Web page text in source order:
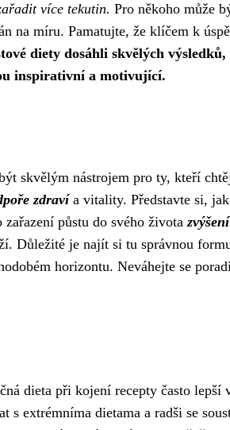
více tekutin. Pro někoho může
na míru. Pamatujte, že klíčem k
diety dosáhli skvělých
inspirativní a motivující.
skvělým nástrojem pro ty, kteří
zdravía vitality. Představte si, jak
půstu do svého životazvýšení
Důležité je najít si tu správnou
horizontu. Neváhejte se
dieta při kojení recepty často lepší
s extrémníma dietama a radši se